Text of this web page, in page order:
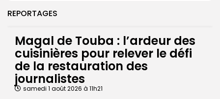
REPORTAGES
Magal de Touba : l’ardeur des
cuisinières pour relever le défi
de la restauration des
journalistes
samedi 1 août 2026 à 11h21